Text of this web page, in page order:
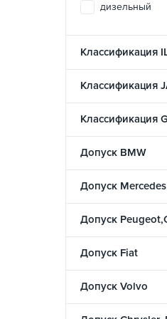
ACEA B3/B4
ACEA B5
ACEA C1
ACEA C2
ACEA C3
ACEA C4
ACEA C5
ACEA C6
ACEA E2
ACEA E3
ACEA E4
ACEA E4-16
ACEA E4-99
ACEA E5
дизельный
Классификация
Классификация
Классификация
Допуск BMW
Допуск
Допуск
Допуск Fiat
Допуск Volvo